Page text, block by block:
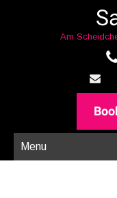
Am
Menu